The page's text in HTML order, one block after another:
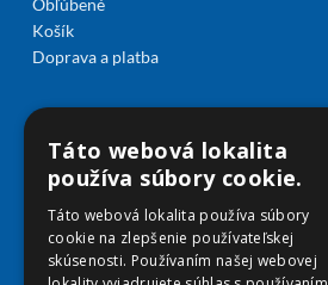
Košík
Doprava a platba
Táto webová lokalita
používa súbory cookie.
Táto webová lokalita používa súbory
cookie na zlepšenie používateľskej
skúsenosti. Používaním našej webovej